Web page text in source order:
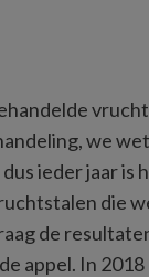
we
ieder jaar is
die
de
appel. In